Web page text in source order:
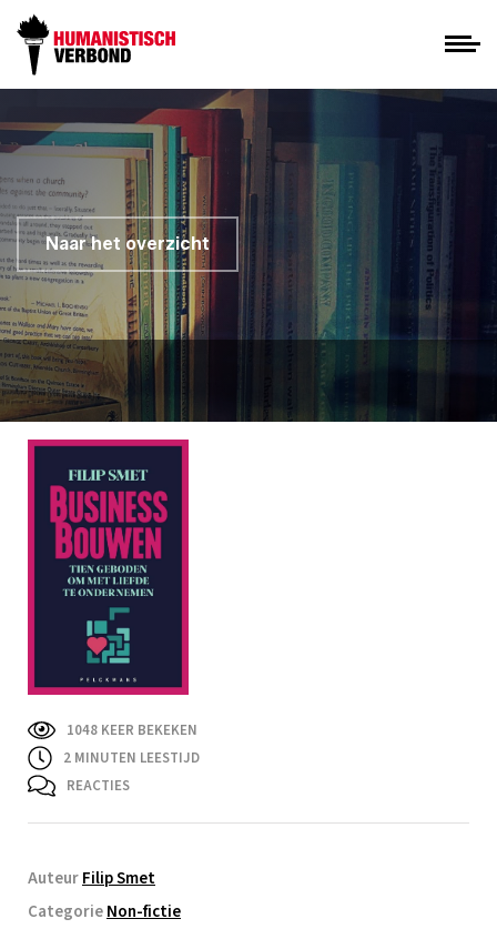
Naar het overzicht
1048 KEER BEKEKEN
2 MINUTEN LEESTIJD
REACTIES
AuteurFilip Smet
CategorieNon-fictie